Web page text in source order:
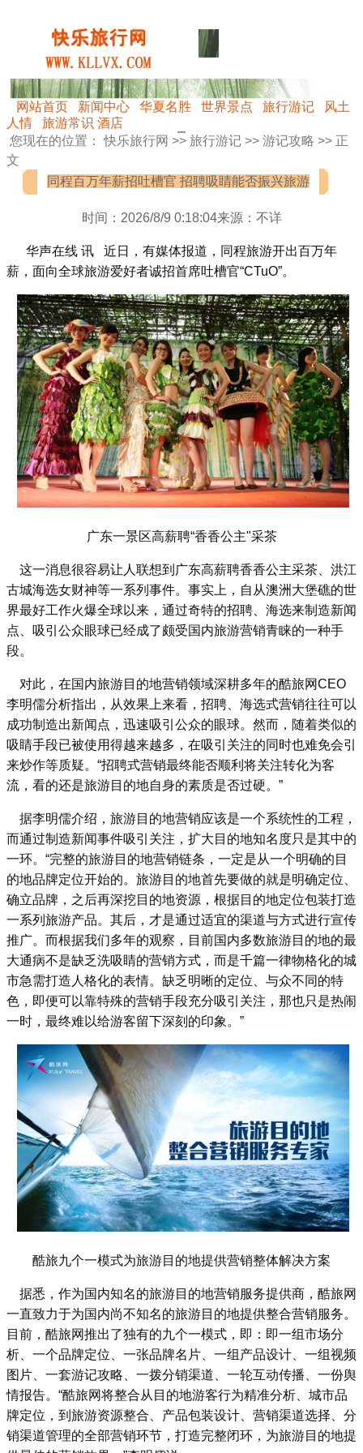
网站首页 新闻中心 华夏名胜 世界景点 旅行游记
风土
人情
旅游常识 酒店
您现在的位置：快乐旅行网 >> 旅行游记 >> 游记攻略 >> 正
文
同程百万年薪招吐槽官 招聘吸睛能否振兴旅游
时间：2026/8/9 0:18:04来源：不详
华声在线 讯 近日，有媒体报道，同程旅游开出百万年
薪，面向全球旅游爱好者诚招首席吐槽官“CTuO”。
广东一景区高薪聘“香香公主"采茶
这一消息很容易让人联想到广东高薪聘香香公主采茶、洪江
古城海选女财神等一系列事件。事实上，自从澳洲大堡礁的世
界最好工作火爆全球以来，通过奇特的招聘、海选来制造新闻
点、吸引公众眼球已经成了颇受国内旅游营销青睐的一种手
段。
对此，在国内旅游目的地营销领域深耕多年的酷旅网CEO
李明儒分析指出，从效果上来看，招聘、海选式营销往往可以
成功制造出新闻点，迅速吸引公众的眼球。然而，随着类似的
吸睛手段已被使用得越来越多，在吸引关注的同时也难免会引
来炒作等质疑。“招聘式营销最终能否顺利将关注转化为客
流，看的还是旅游目的地自身的素质是否过硬。”
据李明儒介绍，旅游目的地营销应该是一个系统性的工程，
而通过制造新闻事件吸引关注，扩大目的地知名度只是其中的
一环。“完整的旅游目的地营销链条，一定是从一个明确的目
的地品牌定位开始的。旅游目的地首先要做的就是明确定位、
确立品牌，之后再深挖目的地资源，根据目的地定位包装打造
一系列旅游产品。其后，才是通过适宜的渠道与方式进行宣传
推广。而根据我们多年的观察，目前国内多数旅游目的地的最
大通病不是缺乏洗吸睛的营销方式，而是千篇一律物格化的城
市急需打造人格化的表情。缺乏明晰的定位、与众不同的特
色，即便可以靠特殊的营销手段充分吸引关注，那也只是热闹
一时，最终难以给游客留下深刻的印象。”
酷旅九个一模式为旅游目的地提供营销整体解决方案
据悉，作为国内知名的旅游目的地营销服务提供商，酷旅网
一直致力于为国内尚不知名的旅游目的地提供整合营销服务。
目前，酷旅网推出了独有的九个一模式，即：即一组市场分
析、一个品牌定位、一张品牌名片、一组产品设计、一组视频
图片、一套游记攻略、一拨分销渠道、一轮互动传播、一份舆
情报告。“酷旅网将整合从目的地游客行为精准分析、城市品
牌定位，到旅游资源整合、产品包装设计、营销渠道选择、分
销渠道管理的全部营销环节，打造完整闭环，为旅游目的地提